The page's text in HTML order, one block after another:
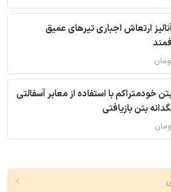
ارتعاش اجباری تیرهای عمیق
خودمتراکم با استفاده از معابر آسفالتی
بتن بازیافتی